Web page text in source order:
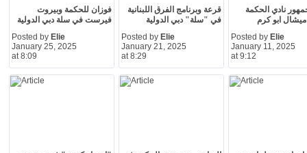
فوزان للحكمة وبيروت
فيرست في سلة دبي الدولية
Posted by Elie
January 25, 2025
at 8:09
قرعة وبرنامج الفرق اللبنانية
في "سلة" دبي الدولية
Posted by Elie
January 21, 2025
at 8:29
نادي الحكمة
ابو كرم
Posted by Elie
January 11, 2025
at 9:12